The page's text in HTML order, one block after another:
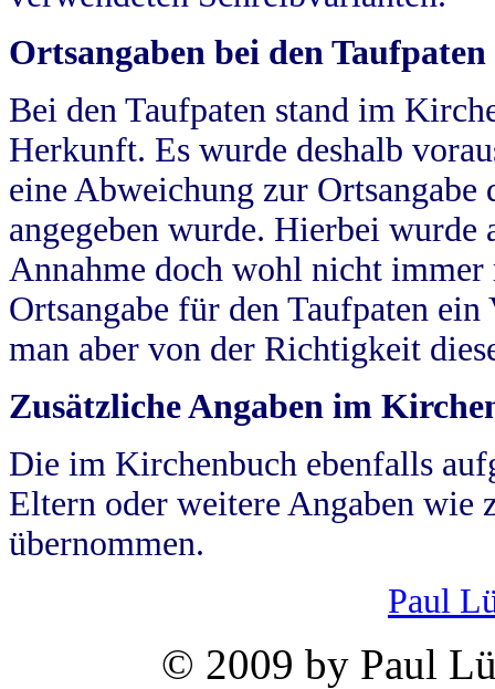
Ortsangaben bei den Taufpaten
Bei den Taufpaten stand im
Herkunft. Es wurde deshalb
eine Abweichung zur
angegeben wurde. Hierbei wurde
Annahme doch wohl nicht
Ortsangabe für den Taufpaten
man aber von der Richtigkeit
Zusätzliche Angaben im
Die im Kirchenbuch ebenfalls
Eltern oder weitere Angaben wie
übernommen.
Paul
© 2009 by Paul